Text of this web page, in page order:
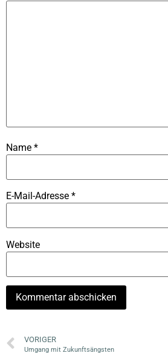
Name *
E-Mail-Adresse *
Website
VORIGER
Umgang mit Zukunftsängsten